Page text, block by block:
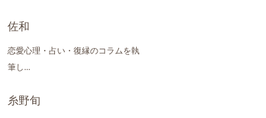
佐和
恋愛心理・占い・復縁のコラムを執
筆し...
糸野旬